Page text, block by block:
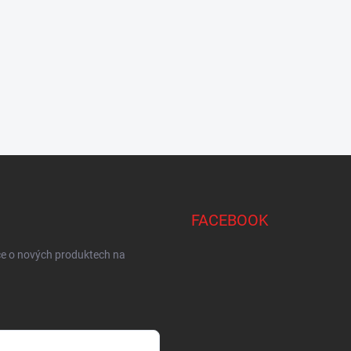
o nových produktech na
FACEBOOK